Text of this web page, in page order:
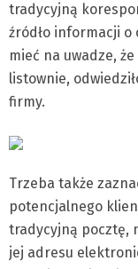
tradycyjną
źródło informacji
mieć na uwadze,
listownie,
firmy.
Trzeba także
potencjalnego
tradycyjną pocztę,
jej adresu